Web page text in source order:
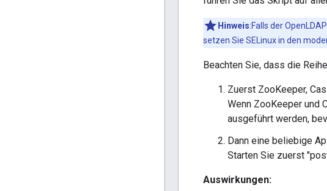
Hinweis:Falls der
setzen Sie SELinux in den
Beachten Sie, dass die
Zuerst ZooKeeper,
Wenn ZooKeeper und
ausgeführt werden,
Dann eine beliebige
Starten Sie zuerst
Auswirkungen: